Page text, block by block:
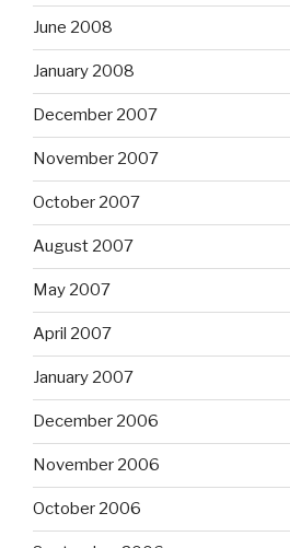
June 2008
January 2008
December 2007
November 2007
October 2007
August 2007
May 2007
April 2007
January 2007
December 2006
November 2006
October 2006